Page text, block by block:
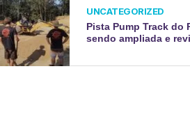
UNCATEGORIZED
Pista Pump Track do
sendo ampliada e